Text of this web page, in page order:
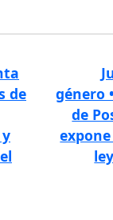
de
género
de